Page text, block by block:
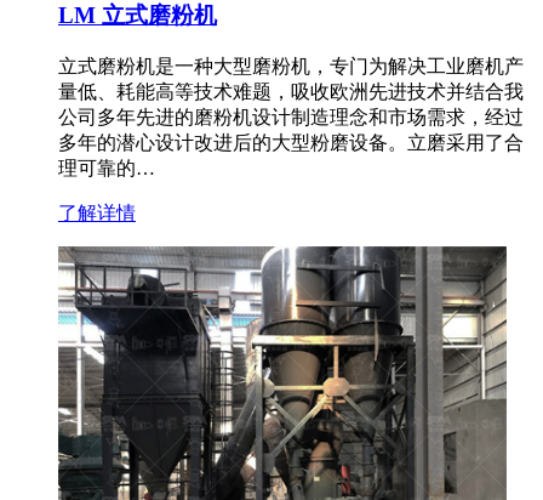
LM 立式磨粉机
立式磨粉机是一种大型磨粉机，专门为解决工业磨机产
量低、耗能高等技术难题，吸收欧洲先进技术并结合我
公司多年先进的磨粉机设计制造理念和市场需求，经过
多年的潜心设计改进后的大型粉磨设备。立磨采用了合
理可靠的…
了解详情